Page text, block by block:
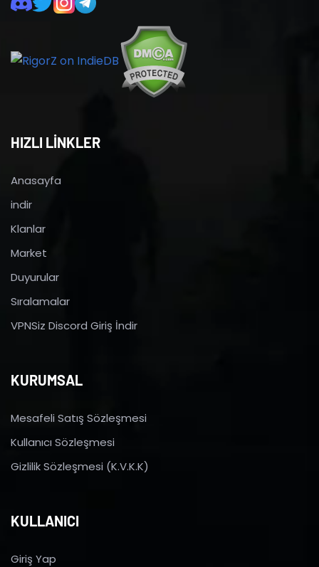
HIZLI LİNKLER
Anasayfa
indir
Klanlar
Market
Duyurular
Sıralamalar
VPNSiz Discord Giriş İndir
KURUMSAL
Mesafeli Satış Sözleşmesi
Kullanıcı Sözleşmesi
Gizlilik Sözleşmesi (K.V.K.K)
KULLANICI
Giriş Yap